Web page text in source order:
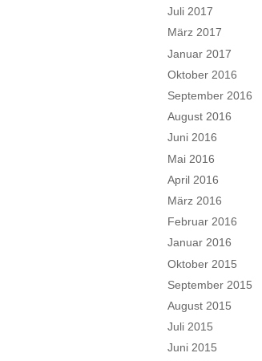
Juli 2017
März 2017
Januar 2017
Oktober 2016
September 2016
August 2016
Juni 2016
Mai 2016
April 2016
März 2016
Februar 2016
Januar 2016
Oktober 2015
September 2015
August 2015
Juli 2015
Juni 2015